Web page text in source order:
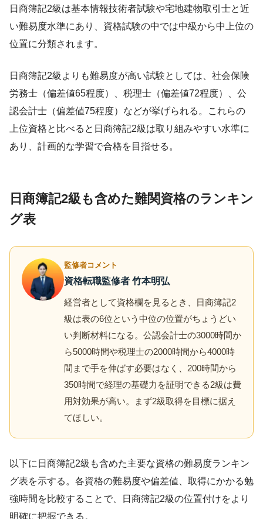
日商簿記2級は基本情報技術者試験や宅地建物取引士と近
い難易度水準にあり、資格試験の中では中級から中上位の
位置に分類されます。
日商簿記2級よりも難易度が高い試験としては、社会保険
労務士（偏差値65程度）、税理士（偏差値72程度）、公
認会計士（偏差値75程度）などが挙げられる。これらの
上位資格と比べると日商簿記2級は取り組みやすい水準に
あり、計画的な学習で合格を目指せる。
日商簿記2級も含めた難関資格のランキン
グ表
監修者コメント
資格転職監修者 竹本明弘
経営者として資格欄を見るとき、日商簿記2
級は表の6位という中位の位置がちょうどい
い判断材料になる。公認会計士の3000時間か
ら5000時間や税理士の2000時間から4000時
間まで手を伸ばす必要はなく、200時間から
350時間で経理の基礎力を証明できる2級は費
用対効果が高い。まず2級取得を目標に据え
てほしい。
以下に日商簿記2級も含めた主要な資格の難易度ランキン
グ表を示する。各資格の難易度や偏差値、取得にかかる勉
強時間を比較することで、日商簿記2級の位置付けをより
明確に把握できる。